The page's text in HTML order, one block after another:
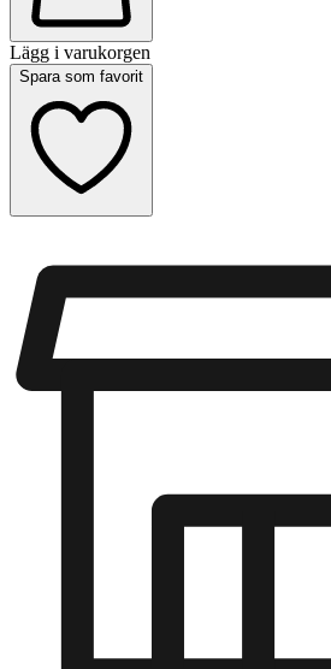
Lägg i varukorgen
Spara som favorit